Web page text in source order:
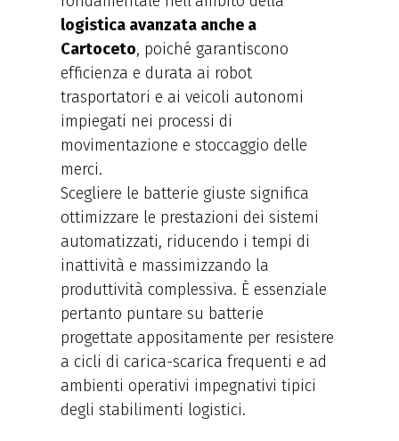
logistica avanzata anche a
Cartoceto, poiché garantiscono
efficienza e durata ai robot
trasportatori e ai veicoli autonomi
impiegati nei processi di
movimentazione e stoccaggio delle
merci.
Scegliere le batterie giuste significa
ottimizzare le prestazioni dei sistemi
automatizzati, riducendo i tempi di
inattività e massimizzando la
produttività complessiva. È essenziale
pertanto puntare su batterie
progettate appositamente per resistere
a cicli di carica-scarica frequenti e ad
ambienti operativi impegnativi tipici
degli stabilimenti logistici.